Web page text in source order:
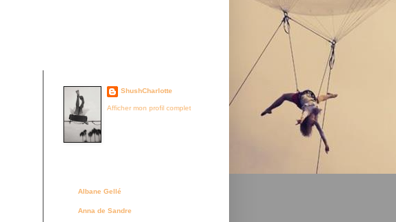
ShushCharlotte
Afficher mon profil complet
Albane Gellé
Anna de Sandre